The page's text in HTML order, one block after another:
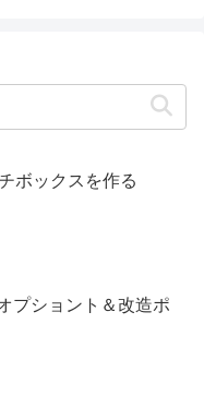
ボックスを作る
プショント＆改造ポ